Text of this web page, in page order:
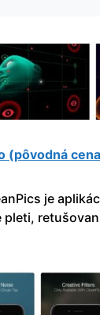
(pôvodná
je
pleti,